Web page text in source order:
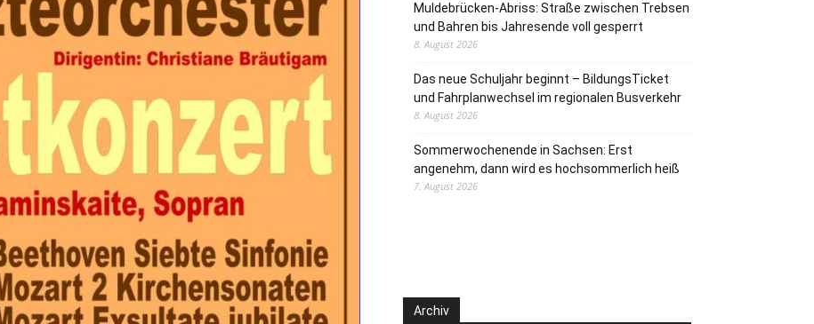
Muldebrücken-Abriss: Straße zwischen Trebsen
und Bahren bis Jahresende voll gesperrt
8. August 2026
Das neue Schuljahr beginnt – BildungsTicket
und Fahrplanwechsel im regionalen Busverkehr
8. August 2026
Sommerwochenende in Sachsen: Erst
angenehm, dann wird es hochsommerlich heiß
7. August 2026
Archiv